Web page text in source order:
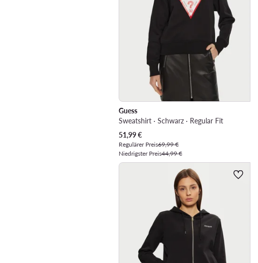
Guess
Sweatshirt · Schwarz · Regular Fit
Aktueller Preis
51,99€
Regulärer Preis69,99 €
Niedrigster Preis44,99 €